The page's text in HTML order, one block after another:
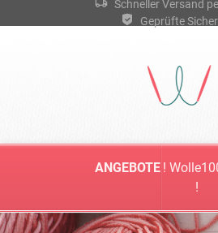
Schneller Versand
Geprüfte
ANGEBOTE !
!